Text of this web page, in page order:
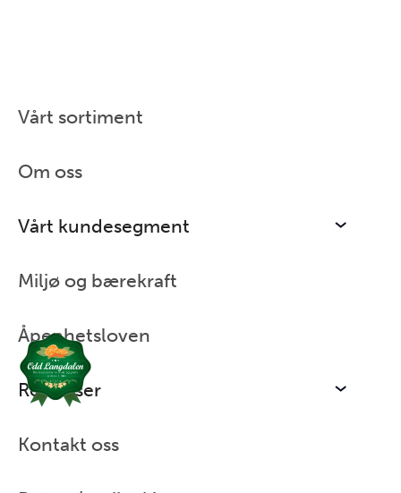
Vårt sortiment
Om oss
Vårt kundesegment
Miljø og bærekraft
Åpenhetsloven
Ressurser
Kontakt oss
Hjem / Vårt kundesegment